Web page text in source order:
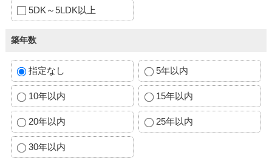
5DK～5LDK以上
築年数
指定なし 5年以内
10年以内 15年以内
20年以内 25年以内
30年以内